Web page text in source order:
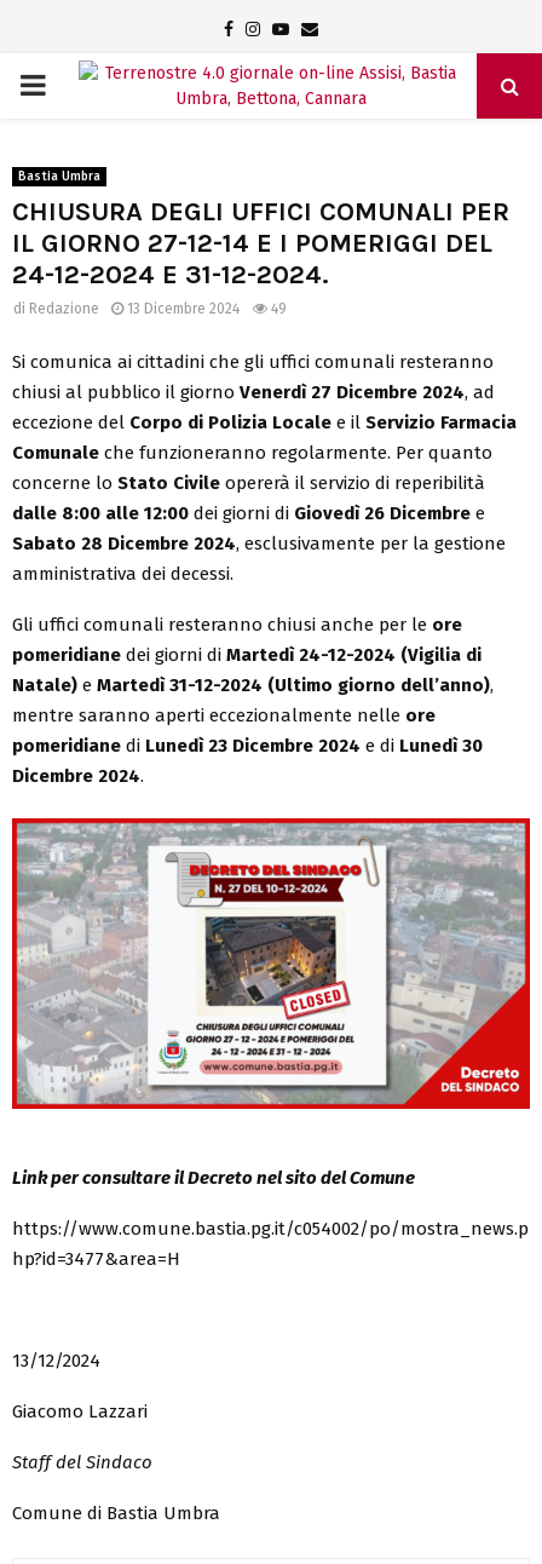
Facebook
Instagram
Youtube
Email
PRIMARY
Bastia Umbra
CHIUSURA DEGLI UFFICI COMUNALI PER
IL GIORNO 27-12-14 E I POMERIGGI DEL
24-12-2024 E 31-12-2024.
di Redazione 13 Dicembre 2024 49
Si comunica ai cittadini che gli uffici comunali resteranno
chiusi al pubblico il giorno Venerdì 27 Dicembre 2024, ad
eccezione del Corpo di Polizia Locale e il Servizio Farmacia
Comunale che funzioneranno regolarmente. Per quanto
concerne lo Stato Civile opererà il servizio di reperibilità
dalle 8:00 alle 12:00 dei giorni di Giovedì 26 Dicembre e
Sabato 28 Dicembre 2024, esclusivamente per la gestione
amministrativa dei decessi.
Gli uffici comunali resteranno chiusi anche per le ore
pomeridiane dei giorni di Martedì 24-12-2024 (Vigilia di
Natale) e Martedì 31-12-2024 (Ultimo giorno dell’anno),
mentre saranno aperti eccezionalmente nelle ore
pomeridiane di Lunedì 23 Dicembre 2024 e di Lunedì 30
Dicembre 2024.
Link per consultare il Decreto nel sito del Comune
https://www.comune.bastia.pg.it/c054002/po/mostra_news.p
hp?id=3477&area=H
13/12/2024
Giacomo Lazzari
Staff del Sindaco
Comune di Bastia Umbra